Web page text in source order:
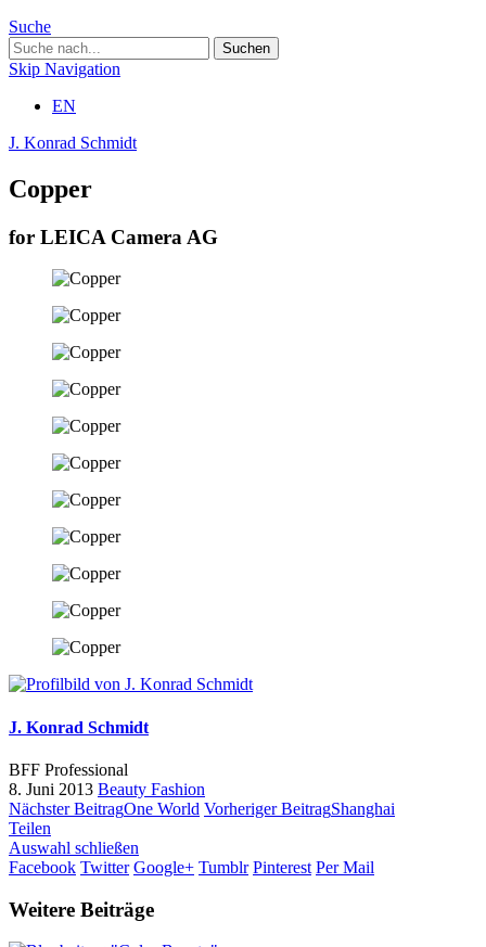
Suche
Skip Navigation
EN
J. Konrad Schmidt
Copper
for LEICA Camera AG
J. Konrad Schmidt
BFF Professional
8. Juni 2013 Beauty Fashion
Nächster BeitragOne World Vorheriger BeitragShanghai
Teilen
Auswahl schließen
Facebook Twitter Google+ Tumblr Pinterest Per Mail
Weitere Beiträge